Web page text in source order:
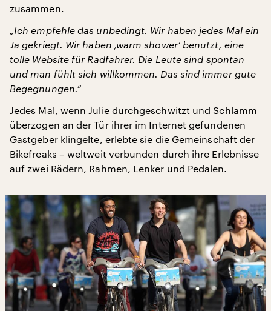
zusammen.
„Ich empfehle das unbedingt. Wir haben jedes Mal ein
Ja gekriegt. Wir haben ‚warm shower‘ benutzt, eine
tolle Website für Radfahrer. Die Leute sind spontan
und man fühlt sich willkommen. Das sind immer gute
Begegnungen.“
Jedes Mal, wenn Julie durchgeschwitzt und Schlamm
überzogen an der Tür ihrer im Internet gefundenen
Gastgeber klingelte, erlebte sie die Gemeinschaft der
Bikefreaks – weltweit verbunden durch ihre Erlebnisse
auf zwei Rädern, Rahmen, Lenker und Pedalen.